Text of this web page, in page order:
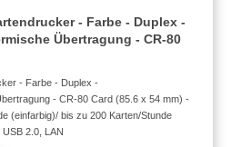
- Farbe - Duplex -
Übertragung - CR-80
- Farbe - Duplex -
- CR-80 Card (85.6 x 54 mm) -
(einfarbig)/ bis zu 200 Karten/Stunde
2.0, LAN